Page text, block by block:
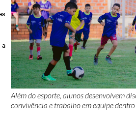
Além do esporte, alunos desenvolvem
convivência e trabalho em equipe
a